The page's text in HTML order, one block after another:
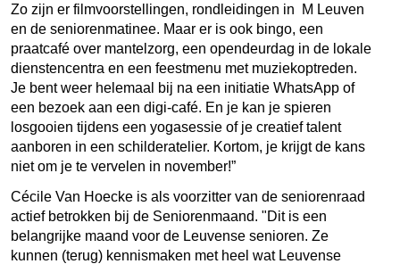
Zo zijn er filmvoorstellingen, rondleidingen in M Leuven
en de seniorenmatinee. Maar er is ook bingo, een
praatcafé over mantelzorg, een opendeurdag in de lokale
dienstencentra en een feestmenu met muziekoptreden.
Je bent weer helemaal bij na een initiatie WhatsApp of
een bezoek aan een digi-café. En je kan je spieren
losgooien tijdens een yogasessie of je creatief talent
aanboren in een schilderatelier. Kortom, je krijgt de kans
niet om je te vervelen in november!”
Cécile Van Hoecke is als voorzitter van de seniorenraad
actief betrokken bij de Seniorenmaand. "Dit is een
belangrijke maand voor de Leuvense senioren. Ze
kunnen (terug) kennismaken met heel wat Leuvense